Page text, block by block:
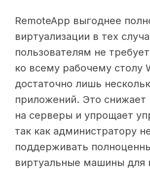
RemoteApp выгоднее
виртуализации в тех
пользователям не
ко всему рабочему столу
достаточно лишь
приложений. Это снижает
на серверы и упрощает
так как администратору
поддерживать
виртуальные машины для